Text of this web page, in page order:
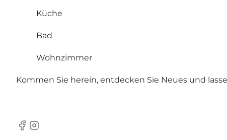
Küche
Bad
Wohnzimmer
Kommen Sie herein, entdecken Sie Neues und
Facebook
Instagram